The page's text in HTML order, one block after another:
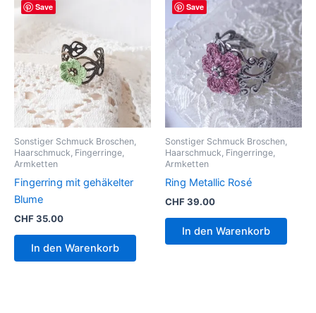
Save
Sonstiger Schmuck Broschen,
Haarschmuck, Fingerringe,
Armketten
Fingerring mit gehäkelter
Blume
CHF35.00
In den Warenkorb
Save
Sonstiger Schmuck Broschen,
Haarschmuck, Fingerringe,
Armketten
Ring Metallic Rosé
CHF39.00
In den Warenkorb